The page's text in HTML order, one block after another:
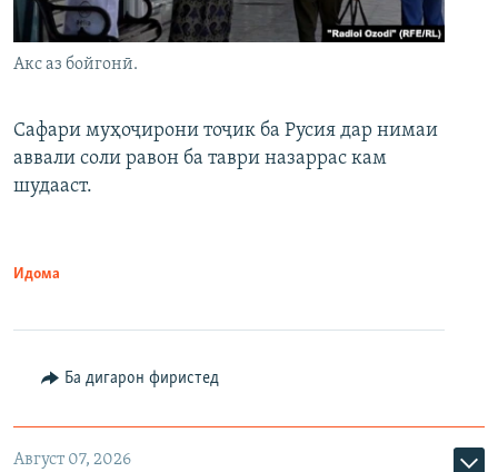
Акс аз бойгонӣ.
Сафари муҳоҷирони тоҷик ба Русия дар нимаи
аввали соли равон ба таври назаррас кам
шудааст.
Идома
Ба дигарон фиристед
Август 07, 2026